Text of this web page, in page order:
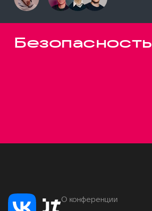
Безопасность
О конференции